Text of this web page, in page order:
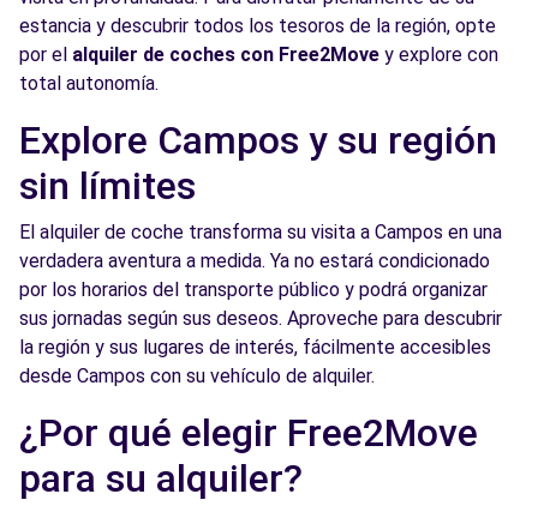
estancia y descubrir todos los tesoros de la región, opte
por el alquiler de coches con Free2Move y explore con
total autonomía.
Explore Campos y su región
sin límites
El alquiler de coche transforma su visita a Campos en una
verdadera aventura a medida. Ya no estará condicionado
por los horarios del transporte público y podrá organizar
sus jornadas según sus deseos. Aproveche para descubrir
la región y sus lugares de interés, fácilmente accesibles
desde Campos con su vehículo de alquiler.
¿Por qué elegir Free2Move
para su alquiler?